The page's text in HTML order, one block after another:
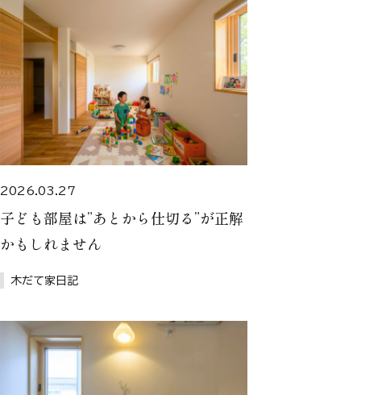
2026.03.27
子ども部屋は”あとから仕切る”が正解
かもしれません
木だて家日記